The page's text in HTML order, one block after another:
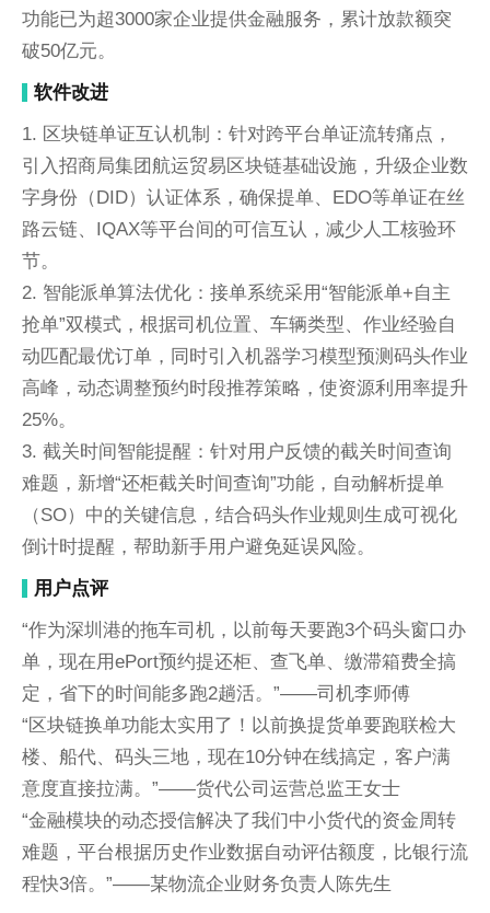
功能已为超3000家企业提供金融服务，累计放款额突
破50亿元。
软件改进
1. 区块链单证互认机制：针对跨平台单证流转痛点，
引入招商局集团航运贸易区块链基础设施，升级企业数
字身份（DID）认证体系，确保提单、EDO等单证在丝
路云链、IQAX等平台间的可信互认，减少人工核验环
节。
2. 智能派单算法优化：接单系统采用“智能派单+自主
抢单”双模式，根据司机位置、车辆类型、作业经验自
动匹配最优订单，同时引入机器学习模型预测码头作业
高峰，动态调整预约时段推荐策略，使资源利用率提升
25%。
3. 截关时间智能提醒：针对用户反馈的截关时间查询
难题，新增“还柜截关时间查询”功能，自动解析提单
（SO）中的关键信息，结合码头作业规则生成可视化
倒计时提醒，帮助新手用户避免延误风险。
用户点评
“作为深圳港的拖车司机，以前每天要跑3个码头窗口办
单，现在用ePort预约提还柜、查飞单、缴滞箱费全搞
定，省下的时间能多跑2趟活。”——司机李师傅
“区块链换单功能太实用了！以前换提货单要跑联检大
楼、船代、码头三地，现在10分钟在线搞定，客户满
意度直接拉满。”——货代公司运营总监王女士
“金融模块的动态授信解决了我们中小货代的资金周转
难题，平台根据历史作业数据自动评估额度，比银行流
程快3倍。”——某物流企业财务负责人陈先生